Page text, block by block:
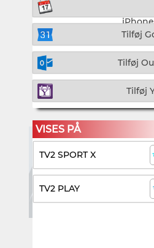
Tilføj
Tilføj
Tilføj
VISES PÅ
TV2 SPORT X
TV2 PLAY